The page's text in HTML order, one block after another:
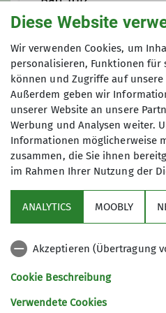
Trainer*in C
Am Sportpark 5
83646 Bad Tölz
DAV Kletter- und
Bad Tölz
Am Sportpark 5
83646 Bad Tölz
Links
Unsere Sektion
Diese Website
Wir verwenden Cookies, um
personalisieren, Funktionen für
können und Zugriffe auf unsere
Außerdem geben wir
unserer Website an unsere
Werbung und Analysen weiter.
Informationen möglicherweise
zusammen, die Sie ihnen
im Rahmen Ihrer Nutzung der
ANALYTICS MOOBLY
Akzeptieren (Übertragung
Cookie Beschreibung
Verwendete Cookies